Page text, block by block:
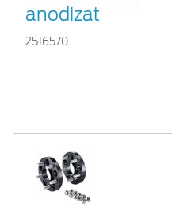
anodizat
2516570